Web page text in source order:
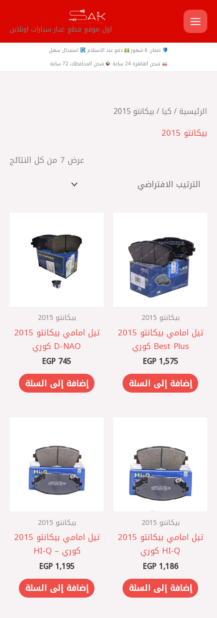
تخطي
إلى
المحتوى
اول موقع قطع غيار سيارات اونلاين
ضمان 6 شهور دفع عند الاستلام
استبدال سهل
شحن القاهرة 24 ساعة
شحن المحافظات 72 ساعة
الرئيسية/ كيا / بيكانتو 2015
بيكانتو 2015
عرض ⁦7⁩ من كل النتائج
بيكانتو 2015
تيل امامي بيكانتو 2015
Best Plus كوري
EGP1,575
إضافة إلى السلة
بيكانتو 2015
تيل امامي بيكانتو 2015
D-NAO كوري
EGP 745
إضافة إلى السلة
بيكانتو 2015
تيل امامي بيكانتو 2015
HI-Q كوري
EGP1,186
إضافة إلى السلة
بيكانتو 2015
تيل امامي بيكانتو 2015
كوري – HI-Q
EGP1,195
إضافة إلى السلة